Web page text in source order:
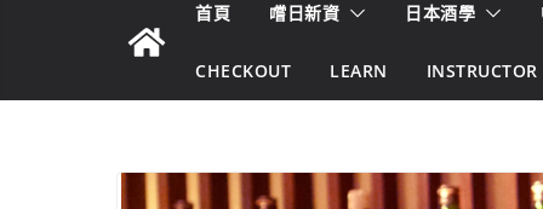
首頁 嚐日新資 日本酒學
CHECKOUT LEARN